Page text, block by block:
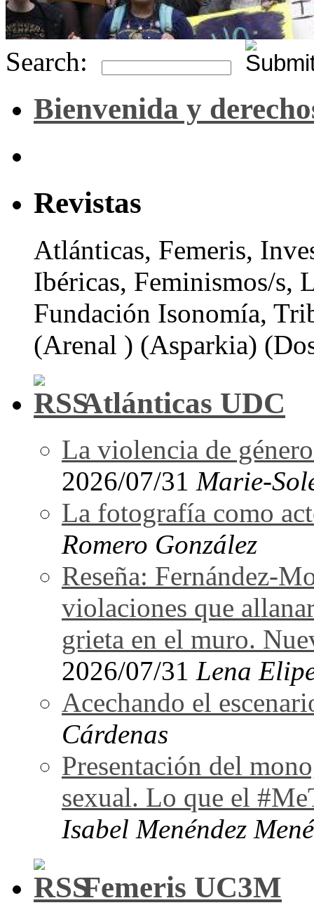
Search:
Bienvenida y
Revistas
Atlánticas, Femeris,
Ibéricas, Feminismos/s,
Fundación Isonomía,
(Arenal ) (Asparkia)
Atlánticas UDC
La violencia de
2026/07/31 Marie-
La fotografía como
Romero González
Reseña: Fernández-
violaciones que
grieta en el muro.
2026/07/31 Lena
Acechando el
Cárdenas
Presentación del
sexual. Lo que el
Isabel Menéndez
Femeris UC3M